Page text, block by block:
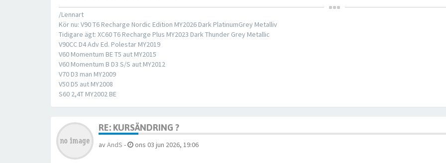
/Lennart
Kör nu: V90 T6 Recharge Nordic Edition MY2026 Dark PlatinumGrey Metalliv
Tidigare ägt: XC60 T6 Recharge Plus MY2023 Dark Thunder Grey Metallic
V90CC D4 Adv Ed. Polestar MY2019
V60 Momentum BE T5 aut MY2015
V60 Momentum B D3 S/S aut MY2012
V70 D3 man MY2009
V50 D5 aut MY2008
S60 2,4T MY2002 BE
RE: KURSÄNDRING ?
avAndS - ons 03 jun 2026, 19:06